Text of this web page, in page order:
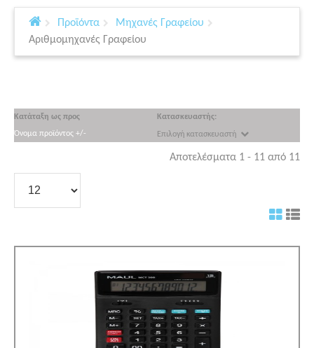
Προϊόντα
Μηχανές Γραφείου
Αριθμομηχανές Γραφείου
Κατάταξη ως προς
Όνομα προϊόντος +/-
Κατασκευαστής:
Επιλογή κατασκευαστή
Αποτελέσματα 1 - 11 από 11